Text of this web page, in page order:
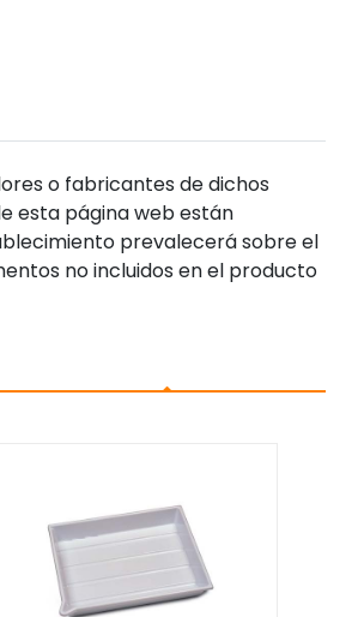
o fabricantes de dichos
esta página web están
prevalecerá sobre el
no incluidos en el producto